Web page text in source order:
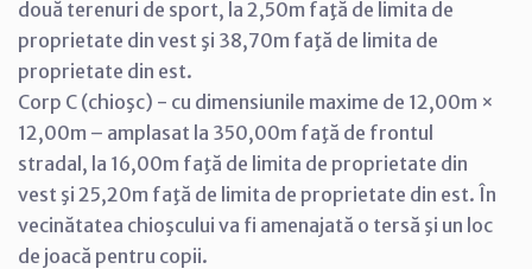
două terenuri de sport, la 2,50m faţă de limita de
proprietate din vest şi 38,70m faţă de limita de
proprietate din est.
Corp C (chioşc) - cu dimensiunile maxime de 12,00m ×
12,00m – amplasat la 350,00m faţă de frontul
stradal, la 16,00m faţă de limita de proprietate din
vest şi 25,20m faţă de limita de proprietate din est. În
vecinătatea chioşcului va fi amenajată o tersă şi un loc
de joacă pentru copii.